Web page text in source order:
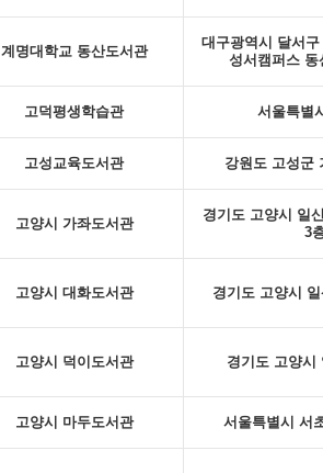
계명대학교 동산도서관
대구광역시 달서
성서캠퍼스 동
고덕평생학습관 서울특별
고성교육도서관 강원도 고성군
고양시 가좌도서관
경기도 고양시 일
3
고양시 대화도서관 경기도 고양시
고양시 덕이도서관 경기도 고양시
고양시 마두도서관 서울특별시 서